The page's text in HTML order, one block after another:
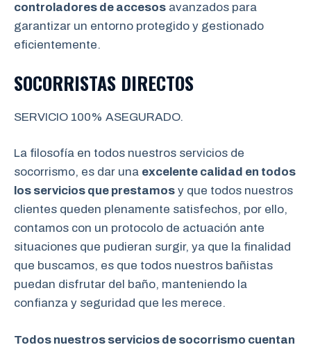
controladores de accesos avanzados para
garantizar un entorno protegido y gestionado
eficientemente.
SOCORRISTAS DIRECTOS
SERVICIO 100% ASEGURADO.
La filosofía en todos nuestros servicios de
socorrismo, es dar una excelente calidad en todos
los servicios que prestamos y que todos nuestros
clientes queden plenamente satisfechos, por ello,
contamos con un protocolo de actuación ante
situaciones que pudieran surgir, ya que la finalidad
que buscamos, es que todos nuestros bañistas
puedan disfrutar del baño, manteniendo la
confianza y seguridad que les merece.
Todos nuestros servicios de socorrismo cuentan